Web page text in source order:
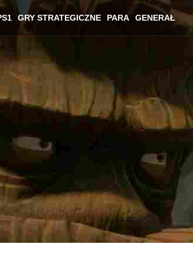
GRY STRATEGICZNE PARA GENERAŁ